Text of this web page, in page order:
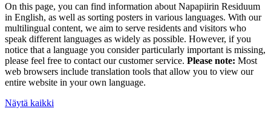
On this page, you can find information about Napapiirin Residuum
in English, as well as sorting posters in various languages. With our
multilingual content, we aim to serve residents and visitors who
speak different languages as widely as possible. However, if you
notice that a language you consider particularly important is missing,
please feel free to contact our customer service. Please note: Most
web browsers include translation tools that allow you to view our
entire website in your own language.
Näytä kaikki